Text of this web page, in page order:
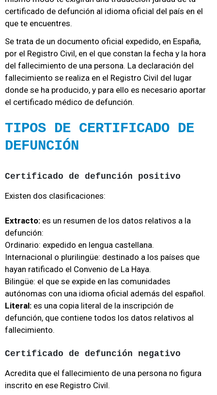
certificado de defunción al idioma oficial del país en el
que te encuentres.
Se trata de un documento oficial expedido, en España,
por el Registro Civil, en el que constan la fecha y la hora
del fallecimiento de una persona. La declaración del
fallecimiento se realiza en el Registro Civil del lugar
donde se ha producido, y para ello es necesario aportar
el certificado médico de defunción.
TIPOS DE CERTIFICADO DE
DEFUNCIÓN
Certificado de defunción positivo
Existen dos clasificaciones:
Extracto: es un resumen de los datos relativos a la
defunción:
Ordinario: expedido en lengua castellana.
Internacional o plurilingüe: destinado a los países que
hayan ratificado el Convenio de La Haya.
Bilingüe: el que se expide en las comunidades
autónomas con una idioma oficial además del español.
Literal: es una copia literal de la inscripción de
defunción, que contiene todos los datos relativos al
fallecimiento.
Certificado de defunción negativo
Acredita que el fallecimiento de una persona no figura
inscrito en ese Registro Civil.